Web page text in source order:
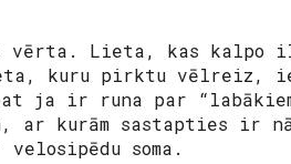
vērta. Lieta, kas
Lieta, kuru pirktu
ja ir runa par
kurām sastapties ir
soma.